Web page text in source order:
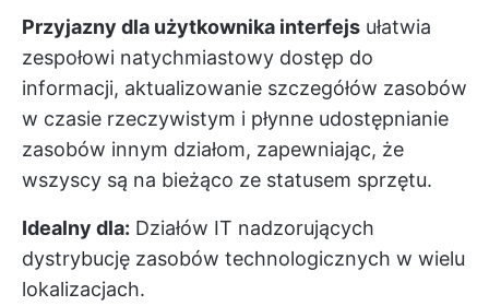
Przyjazny dla użytkownika interfejs ułatwia
zespołowi natychmiastowy dostęp do
informacji, aktualizowanie szczegółów zasobów
w czasie rzeczywistym i płynne udostępnianie
zasobów innym działom, zapewniając, że
wszyscy są na bieżąco ze statusem sprzętu.
Idealny dla: Działów IT nadzorujących
dystrybucję zasobów technologicznych w wielu
lokalizacjach.